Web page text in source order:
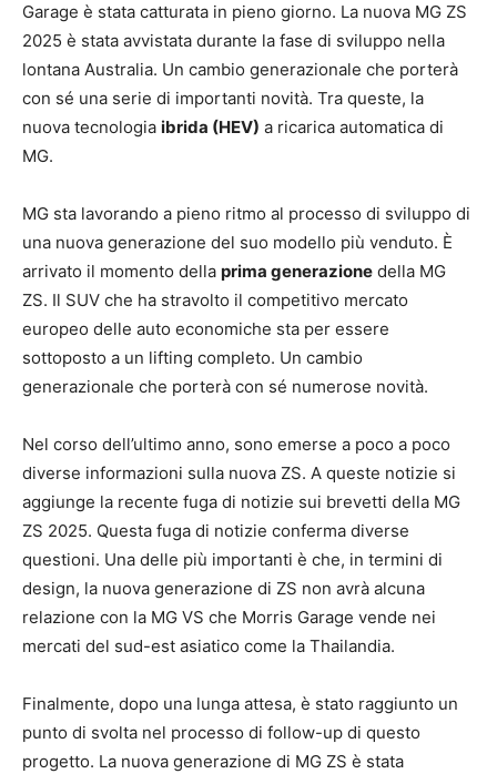
Garage è stata catturata in pieno giorno. La nuova MG ZS
2025 è stata avvistata durante la fase di sviluppo nella
lontana Australia. Un cambio generazionale che porterà
con sé una serie di importanti novità. Tra queste, la
nuova tecnologia ibrida (HEV) a ricarica automatica di
MG.
MG sta lavorando a pieno ritmo al processo di sviluppo di
una nuova generazione del suo modello più venduto. È
arrivato il momento della prima generazione della MG
ZS. Il SUV che ha stravolto il competitivo mercato
europeo delle auto economiche sta per essere
sottoposto a un lifting completo. Un cambio
generazionale che porterà con sé numerose novità.
Nel corso dell’ultimo anno, sono emerse a poco a poco
diverse informazioni sulla nuova ZS. A queste notizie si
aggiunge la recente fuga di notizie sui brevetti della MG
ZS 2025. Questa fuga di notizie conferma diverse
questioni. Una delle più importanti è che, in termini di
design, la nuova generazione di ZS non avrà alcuna
relazione con la MG VS che Morris Garage vende nei
mercati del sud-est asiatico come la Thailandia.
Finalmente, dopo una lunga attesa, è stato raggiunto un
punto di svolta nel processo di follow-up di questo
progetto. La nuova generazione di MG ZS è stata